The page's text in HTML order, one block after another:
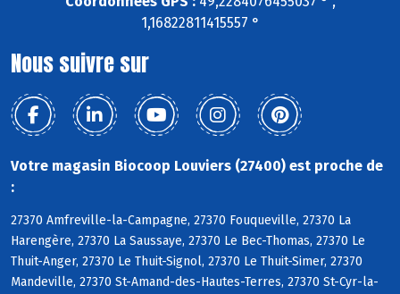
1,16822811415557 °
Nous suivre sur
Votre magasin Biocoop Louviers (27400) est proche de
:
27370 Amfreville-la-Campagne, 27370 Fouqueville, 27370 La
Harengère, 27370 La Saussaye, 27370 Le Bec-Thomas, 27370 Le
Thuit-Anger, 27370 Le Thuit-Signol, 27370 Le Thuit-Simer, 27370
Mandeville, 27370 St-Amand-des-Hautes-Terres, 27370 St-Cyr-la-